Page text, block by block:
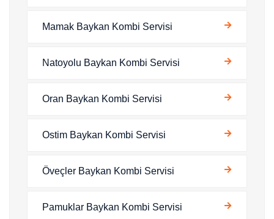
Mamak Baykan Kombi Servisi
Natoyolu Baykan Kombi Servisi
Oran Baykan Kombi Servisi
Ostim Baykan Kombi Servisi
Öveçler Baykan Kombi Servisi
Pamuklar Baykan Kombi Servisi